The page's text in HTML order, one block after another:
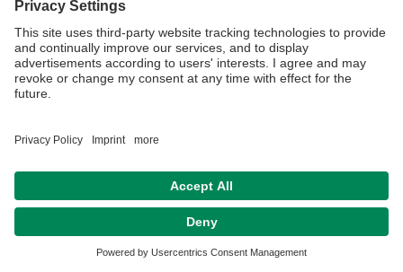
Doktorand
Verantwortlich für die Redaktion:Univ.Prof.Dr. Markus Lippitz
Impressum Hausordnung